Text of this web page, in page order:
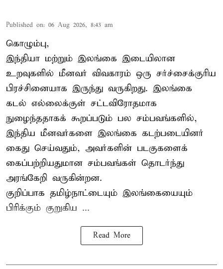
Published on: 06 Aug 2026, 8:43 am
கொழும்பு,
இந்தியா மற்றும் இலங்கை இடையிலான
உறவுகளில் மீனவர் விவகாரம் ஒரு சர்ச்சைக்குரிய
பிரச்சினையாக இருந்து வருகிறது. இலங்கை
கடல் எல்லைக்குள் சட்டவிரோதமாக
நுழைந்ததாகக் கூறப்படும் பல சம்பவங்களில்,
இந்திய மீனவர்களை இலங்கை கடற்படையினர்
கைது செய்வதும், அவர்களின் படகுகளைக்
கைப்பற்றியதுமான சம்பவங்கள் தொடர்ந்து
அரங்கேறி வருகின்றன.
குறிப்பாக தமிழ்நாட்டையும் இலங்கையையும்
பிரிக்கும் குறுகிய ...
Read More